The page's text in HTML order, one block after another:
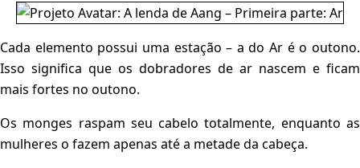
Cada elemento possui uma estação – a do Ar é o outono.
Isso significa que os dobradores de ar nascem e ficam
mais fortes no outono.
Os monges raspam seu cabelo totalmente, enquanto as
mulheres o fazem apenas até a metade da cabeça.